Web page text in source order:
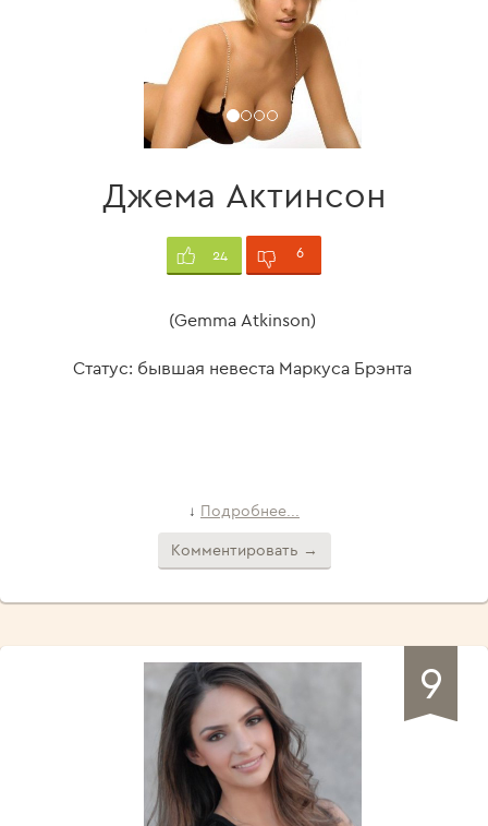
Джема Актинсон
24 6
(Gemma Atkinson)
Статус: бывшая невеста Маркуса Брэнта
↓ Подробнее...
Комментировать →
9